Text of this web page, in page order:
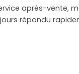
après-vente,
répondu